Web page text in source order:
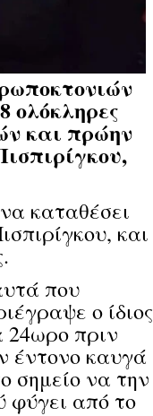
ολόκληρες
και πρώην
καταθέσει
και
που
ο ίδιος
24ωρο πριν
έντονο καυγά
σημείο να την
φύγει από το